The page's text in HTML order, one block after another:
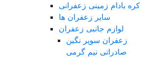
کره بادام زمینی زعفرانی
سایر زعفران ها
لوازم جانبی زعفران
زعفران سوپر نگین
صادراتی نیم گرمی